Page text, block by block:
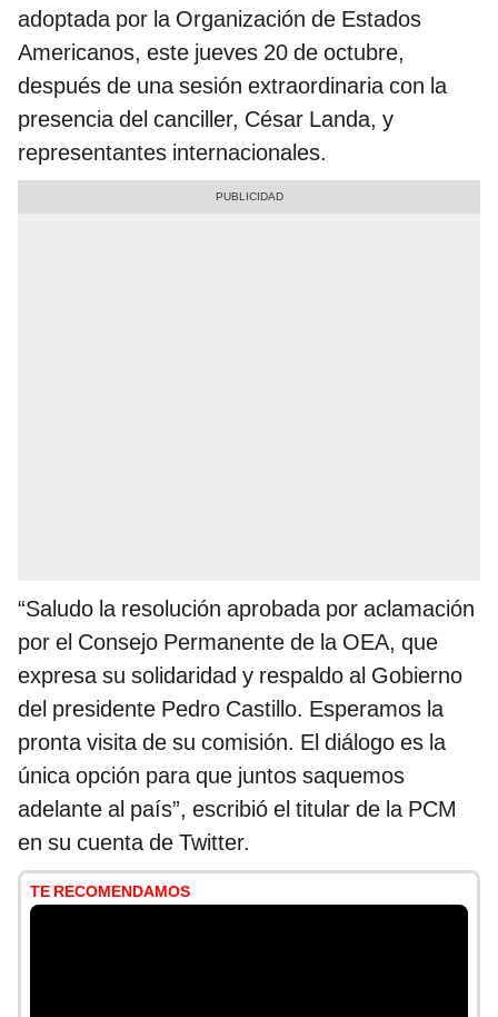
adoptada por la Organización de Estados
Americanos, este jueves 20 de octubre,
después de una sesión extraordinaria con la
presencia del canciller, César Landa, y
representantes internacionales.
“Saludo la resolución aprobada por aclamación
por el Consejo Permanente de la OEA, que
expresa su solidaridad y respaldo al Gobierno
del presidente Pedro Castillo. Esperamos la
pronta visita de su comisión. El diálogo es la
única opción para que juntos saquemos
adelante al país”, escribió el titular de la PCM
en su cuenta de Twitter.
TE RECOMENDAMOS